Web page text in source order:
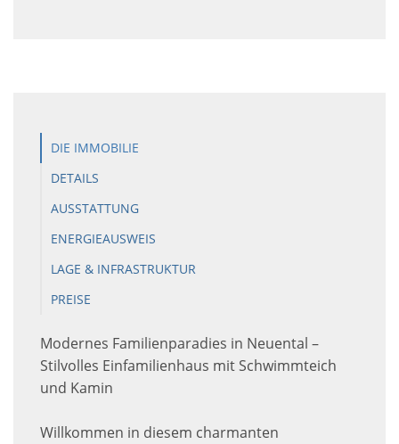
DIE IMMOBILIE
DETAILS
AUSSTATTUNG
ENERGIEAUSWEIS
LAGE & INFRASTRUKTUR
PREISE
Modernes Familienparadies in Neuental –
Stilvolles Einfamilienhaus mit Schwimmteich
und Kamin
Willkommen in diesem charmanten